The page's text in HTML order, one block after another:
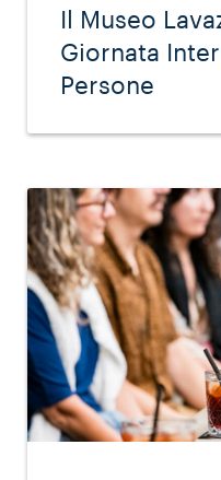
Il Museo
Giornata
Persone